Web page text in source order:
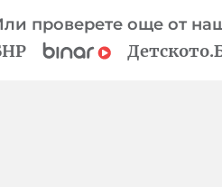
проверете още от